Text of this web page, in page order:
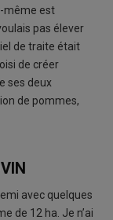
même est
pas élever
de traite était
de créer
ses deux
de pommes,
avec quelques
de 12 ha. Je n’ai